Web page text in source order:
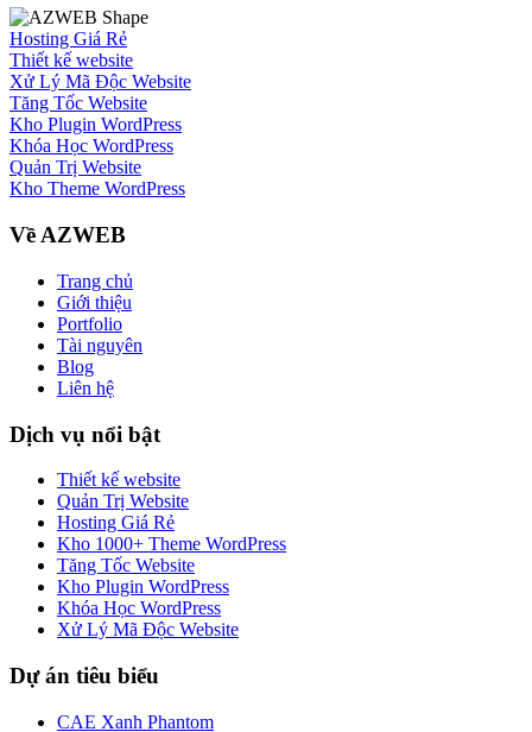
Hosting Giá Rẻ
Thiết kế website
Xử Lý Mã Độc Website
Tăng Tốc Website
Kho Plugin WordPress
Khóa Học WordPress
Quản Trị Website
Kho Theme WordPress
Về AZWEB
Trang chủ
Giới thiệu
Portfolio
Tài nguyên
Blog
Liên hệ
Dịch vụ nổi bật
Thiết kế website
Quản Trị Website
Hosting Giá Rẻ
Kho 1000+ Theme WordPress
Tăng Tốc Website
Kho Plugin WordPress
Khóa Học WordPress
Xử Lý Mã Độc Website
Dự án tiêu biểu
CAE Xanh Phantom